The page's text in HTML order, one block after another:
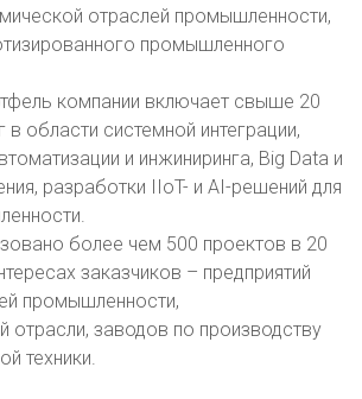
отраслей промышленности,
промышленного
компании включает свыше 20
в области системной интеграции,
и инжиниринга, Big Data и
разработки IIoT- и AI-решений для
более чем 500 проектов в 20
заказчиков – предприятий
промышленности,
отрасли, заводов по производству
техники.